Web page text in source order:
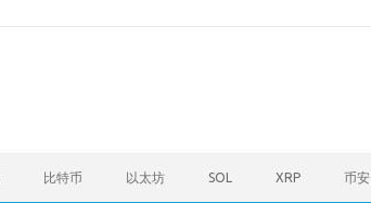
比特币 以太坊 SOL XRP 币安